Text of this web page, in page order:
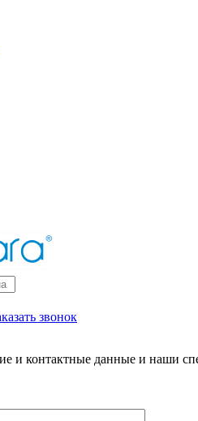
звонок
и контактные данные и наши